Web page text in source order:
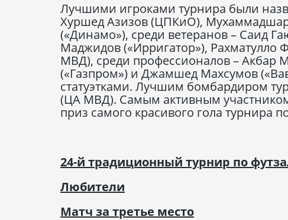
Лучшими игроками турнира были
Хуршед Азизов (ЦПКиО),
(«Динамо»), среди ветеранов – Саид
Маджидов («Ирригатор»), Рахматулло
МВД), среди профессионалов – Акбар
(«Газпром») и Джамшед Махсумов
статуэтками. Лучшим бомбардиром
(ЦА МВД). Самым активным
приз самого красивого гола турнира
24-й традиционный турнир по
Любители
Матч за третье место